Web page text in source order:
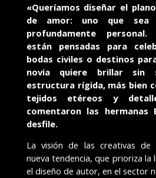
«Queríamos diseñar el
de amor: uno que sea
profundamente
están pensadas para
bodas civiles o destinos
novia quiere brillar sin
estructura rígida, más bien
tejidos etéreos y
comentaron las hermanas
desfile.
La visión de las creativas de
nueva tendencia, que prioriza
el diseño de autor, en el sector